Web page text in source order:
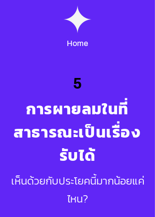
เห็นด้วยกับประโยคนี้มากน้อยแค่
ไหน?
5
Home
การผายลมในที่
สาธารณะเป็นเรื่อง
รับได้